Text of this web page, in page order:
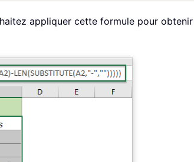
appliquer cette formule pour